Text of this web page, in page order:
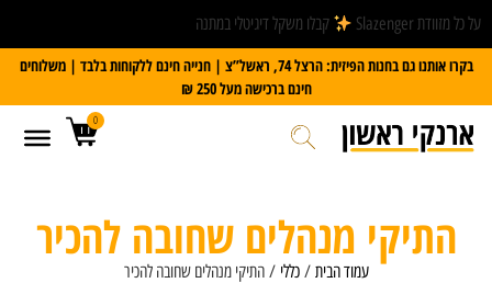
על כל מזוודת Slazenger
קבלו משקל דיגיטלי במתנה
בקרו אותנו גם בחנות הפיזית: הרצל 74, ראשל”צ | חנייה חינם ללקוחות בלבד | משלוחים
חינם ברכישה מעל 250 ₪
0
התיקי מנהלים שחובה להכיר
עמוד הבית /כללי / התיקי מנהלים שחובה להכיר